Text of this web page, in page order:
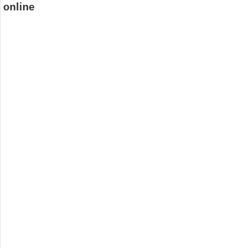
online